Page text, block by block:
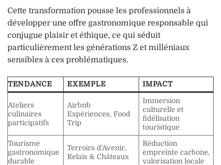
Cette transformation pousse les professionnels à
développer une offre gastronomique responsable qui
conjugue plaisir et éthique, ce qui séduit
particulièrement les générations Z et milléniaux
sensibles à ces problématiques.
TENDANCE EXEMPLE IMPACT
Ateliers
culinaires
participatifs
Airbnb
Expériences, Food
Trip
Immersion
culturelle et
fidélisation
touristique
Tourisme
gastronomique
durable
Terroirs d’Avenir,
Relais & Châteaux
Réduction
empreinte carbone,
valorisation locale